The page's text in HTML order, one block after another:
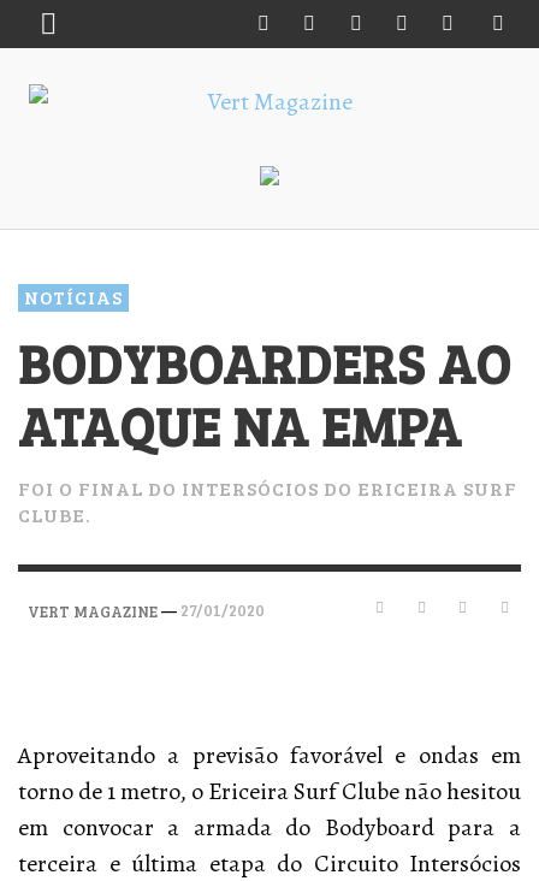
NOTÍCIAS
BODYBOARDERS AO
ATAQUE NA EMPA
FOI O FINAL DO INTERSÓCIOS DO ERICEIRA SURF
CLUBE.
VERT MAGAZINE— 27/01/2020
Aproveitando a previsão favorável e ondas em
torno de 1 metro, o Ericeira Surf Clube não hesitou
em convocar a armada do Bodyboard para a
terceira e última etapa do Circuito Intersócios